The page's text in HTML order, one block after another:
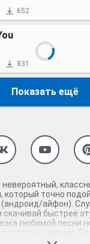
652
831
Показать ещё
невероятный,
который точно
айфон).
скачивай быстрее
любимой песни
на звонке.